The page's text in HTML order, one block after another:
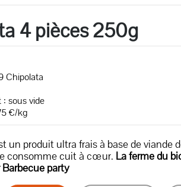
4 pièces 250g
Chipolata
sous vide
€/kg
un produit ultra frais à base de viande
consomme cuit à cœur. La ferme du
party